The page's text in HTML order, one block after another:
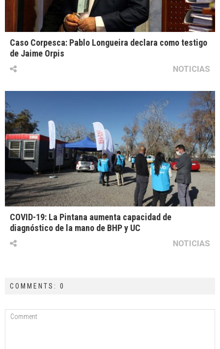
Caso Corpesca: Pablo Longueira declara como testigo
de Jaime Orpis
NOTICIAS
COVID-19: La Pintana aumenta capacidad de
diagnóstico de la mano de BHP y UC
NOTICIAS
COMMENTS: 0